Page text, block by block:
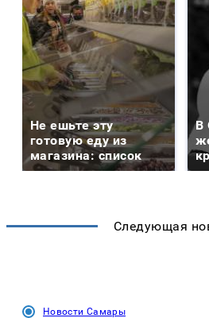
Не ешьте эту
готовую еду из
магазина: список
В
Следующая
Новости Самары